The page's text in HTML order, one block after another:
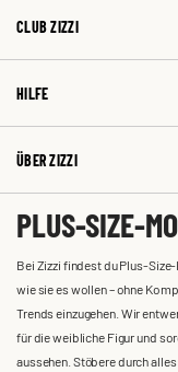
CLUB ZIZZI
HILFE
ÜBER ZIZZI
PLUS-SIZE-
Bei Zizzi findest du Plus-
wie sie es wollen – ohne
Trends einzugehen. Wir
für die weibliche Figur und
aussehen. Stöbere durch